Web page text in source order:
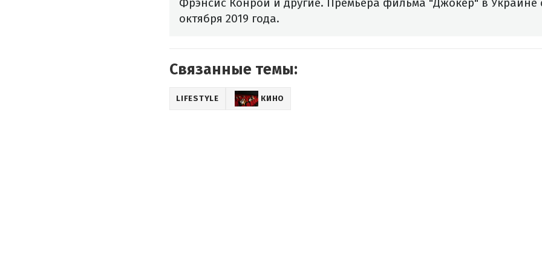
Фрэнсис Конрой и другие. Премьера фильма "Джокер" в Украине
октября 2019 года.
Связанные темы:
LIFESTYLE КИНО